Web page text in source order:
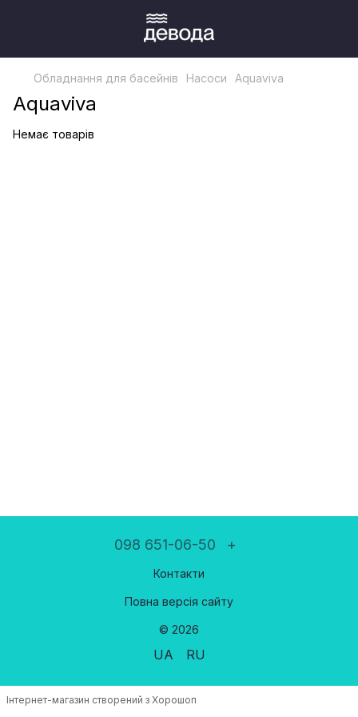
Обладнання для басейнів Насоси Aquaviva
Aquaviva
Немає товарів
098 651-06-50 +
Контакти
Повна версія сайту
© 2026
UA RU
Інтернет-магазин створений з Хорошоп